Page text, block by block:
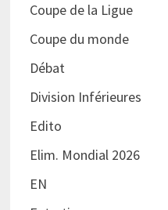
Coupe de la Ligue
Coupe du monde
Débat
Division Inférieures
Edito
Elim. Mondial 2026
EN